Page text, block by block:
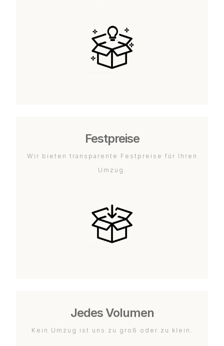
Festpreise
Wir bieten transparente Festpreise für Ihren
Umzug.
Jedes Volumen
Kein Umzug ist uns zu groß oder zu klein.